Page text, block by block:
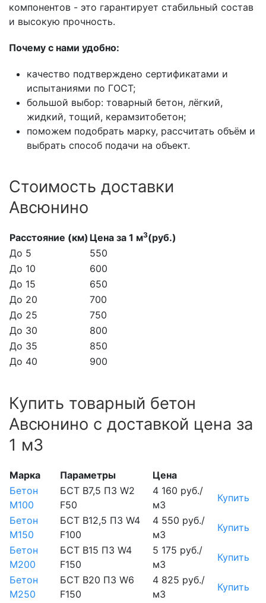
компонентов - это гарантирует стабильный состав
и высокую прочность.
Почему с нами удобно:
качество подтверждено сертификатами и
испытаниями по ГОСТ;
большой выбор: товарный бетон, лёгкий,
жидкий, тощий, керамзитобетон;
поможем подобрать марку, рассчитать объём и
выбрать способ подачи на объект.
Стоимость доставки
Авсюнино
Расстояние (км) Цена за 1 м3(руб.)
До 5
550
До 10
600
До 15
650
До 20
700
До 25
750
До 30
800
До 35
850
До 40
900
Купить товарный бетон
Авсюнино с доставкой цена за
1 м3
Марка Параметры
Цена
Бетон
М100
БСТ В7,5 П3 W2
F50
4 160 руб./
м3
Купить
Бетон
М150
БСТ В12,5 П3 W4
F100
4 550 руб./
м3
Купить
Бетон
М200
БСТ В15 П3 W4
F150
5 175 руб./
м3
Купить
Бетон
М250
БСТ В20 П3 W6
F150
4 825 руб./
м3
Купить